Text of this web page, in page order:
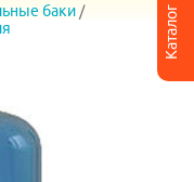
Каталог
баки /